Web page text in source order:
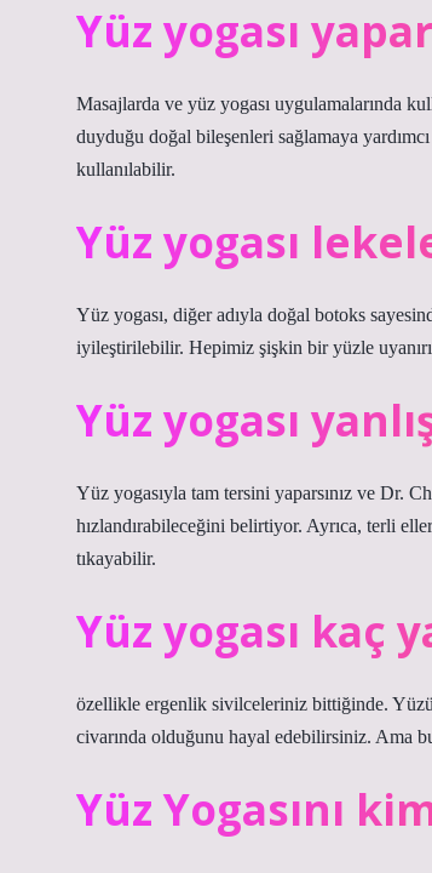
Yüz yogası
Masajlarda ve yüz yogası uygulamalarında
duyduğu doğal bileşenleri sağlamaya
kullanılabilir.
Yüz yogası
Yüz yogası, diğer adıyla doğal botoks
iyileştirilebilir. Hepimiz şişkin bir yüzle
Yüz yogası
Yüz yogasıyla tam tersini yaparsınız ve Dr.
hızlandırabileceğini belirtiyor. Ayrıca, terli
tıkayabilir.
Yüz yogası kaç
özellikle ergenlik sivilceleriniz bittiğinde.
civarında olduğunu hayal edebilirsiniz. Ama
Yüz Yogasını